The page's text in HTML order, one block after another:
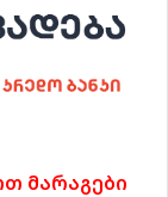
მარაგები